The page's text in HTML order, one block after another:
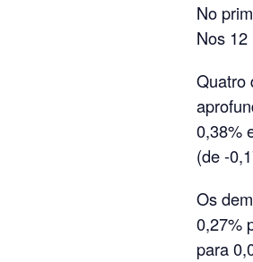
No
Nos
Quatro
0,38%
(de -
Os
0,27%
para